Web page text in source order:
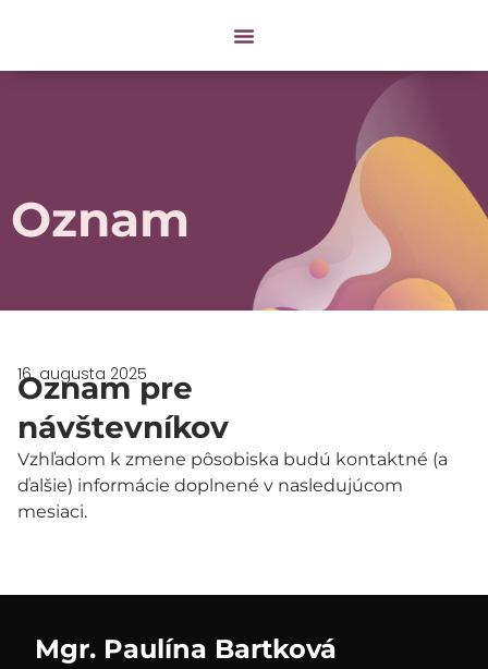
Oznam
16. augusta 2025
Oznam pre
návštevníkov
Vzhľadom k zmene pôsobiska budú kontaktné (a
ďalšie) informácie doplnené v nasledujúcom
mesiaci.
Mgr. Paulína Bartková